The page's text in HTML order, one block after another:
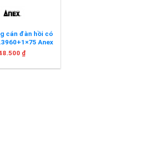
cán đàn hồi có
Anex
₫